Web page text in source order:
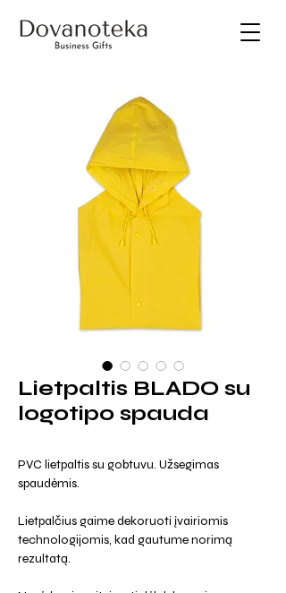
Lietpaltis BLADO su
logotipo spauda
PVC lietpaltis su gobtuvu. Užsegimas
spaudėmis.
Lietpalčius gaime dekoruoti įvairiomis
technologijomis, kad gautume norimą
rezultatą.